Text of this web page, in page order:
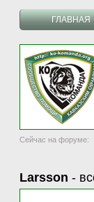
ГЛАВНАЯ
Сейчас на форуме:
Larsson -